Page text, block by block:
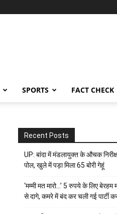
SPORTS FACT CHECK
Recent Posts
UP: बांदा में मंडलायुक्त के औचक
पोल, खुले में पड़ा मिला 65 बोरी गेहूं
‘मम्मी मत मारो…’ 5 रुपये के लिए
से दागे, कमरे में बंद कर चली गई पार्टी